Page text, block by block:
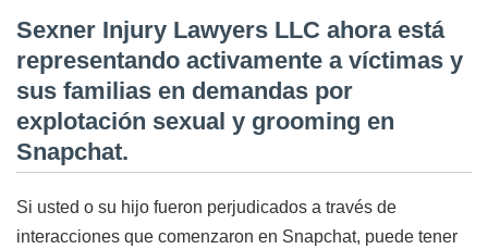
Sexner Injury Lawyers LLC ahora está
representando activamente a víctimas y
sus familias en demandas por
explotación sexual y grooming en
Snapchat.
Si usted o su hijo fueron perjudicados a través de
interacciones que comenzaron en Snapchat, puede tener